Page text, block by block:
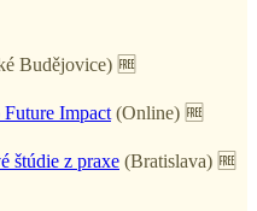
Budějovice) 🆓
Impact (Online) 🆓
štúdie z praxe (Bratislava) 🆓